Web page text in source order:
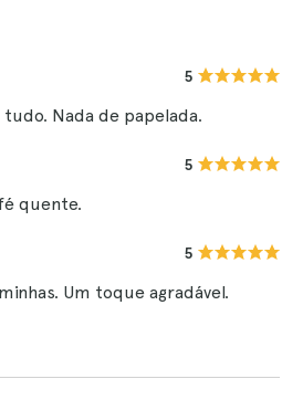
5
Nada de papelada.
5
quente.
5
Um toque agradável.